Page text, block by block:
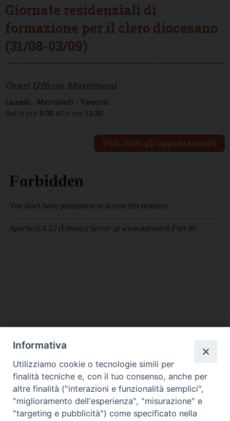
Giornate residenziali di
formazione per il clero diocesano
(31/08-03/09)
Lunedì - Mercoledì - Venerdì
dalle ore 9:30 alle ore 12:30
Vedi tutti gli appuntamenti
DIOCESI SUBURBICARIA DI ALBANO
Contatti:Tel.: 06.93268401 - Fax.: 06.9323844
E-mail:curia@diocesidialbano.it
Orari: dal Lunedì al Venerdì Ore: 9:00 - 13:00
Informativa
Utilizziamo cookie o tecnologie simili per
finalità tecniche e, con il tuo consenso, anche per
altre finalità ("interazioni e funzionalità semplici",
"miglioramento dell'esperienza", "misurazione" e
"targeting e pubblicità") come specificato nella